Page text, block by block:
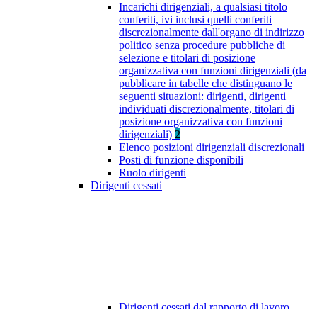
Incarichi dirigenziali, a qualsiasi titolo
conferiti, ivi inclusi quelli conferiti
discrezionalmente dall'organo di indirizzo
politico senza procedure pubbliche di
selezione e titolari di posizione
organizzativa con funzioni dirigenziali (da
pubblicare in tabelle che distinguano le
seguenti situazioni: dirigenti, dirigenti
individuati discrezionalmente, titolari di
posizione organizzativa con funzioni
dirigenziali) 2
Elenco posizioni dirigenziali discrezionali
Posti di funzione disponibili
Ruolo dirigenti
Dirigenti cessati